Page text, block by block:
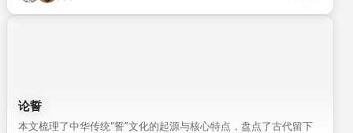
论誓
本文梳理了中华传统“誓”文化的起源与核心特点，盘点了古代留下